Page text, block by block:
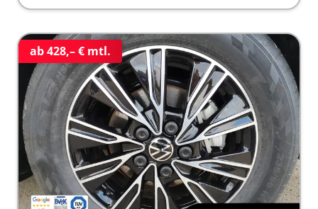
ab 428,– € mtl.